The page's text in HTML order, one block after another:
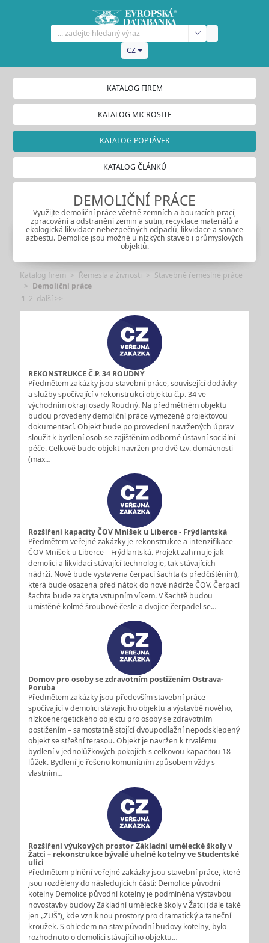
CZ
KATALOG FIREM
KATALOG MICROSITE
KATALOG POPTÁVEK
KATALOG ČLÁNKŮ
DEMOLIČNÍ PRÁCE
Využijte demoliční práce včetně zemních a bouracích prací,
zpracování a odstranění zemin a sutin, recyklace materiálů a
ekologická likvidace nebezpečných odpadů, likvidace a sanace
azbestu. Demolice jsou možné u nízkých staveb i průmyslových
objektů.
Katalog firem Řemesla a živnosti
Stavebně řemeslné práce
Demoliční práce
1 2 další >>
REKONSTRUKCE Č.P. 34 ROUDNÝ
Předmětem zakázky jsou stavební práce, související dodávky
a služby spočívající v rekonstrukci objektu č.p. 34 ve
východním okraji osady Roudný. Na předmětném objektu
budou provedeny demoliční práce vymezené projektovou
dokumentací. Objekt bude po provedení navržených úprav
sloužit k bydlení osob se zajištěním odborné ústavní sociální
péče. Celkově bude objekt navržen pro dvě tzv. domácnosti
(max…
Rozšíření kapacity ČOV Mníšek u Liberce - Frýdlantská
Předmětem veřejné zakázky je rekonstrukce a intenzifikace
ČOV Mníšek u Liberce – Frýdlantská. Projekt zahrnuje jak
demolici a likvidaci stávající technologie, tak stávajících
nádrží. Nově bude vystavena čerpací šachta (s předčištěním),
která bude osazena před nátok do nové nádrže ČOV. Čerpací
šachta bude zakryta vstupním víkem. V šachtě budou
umístěné kolmé šroubové česle a dvojice čerpadel se…
Domov pro osoby se zdravotním postižením Ostrava-
Poruba
Předmětem zakázky jsou především stavební práce
spočívající v demolici stávajícího objektu a výstavbě nového,
nízkoenergetického objektu pro osoby se zdravotním
postižením – samostatně stojící dvoupodlažní nepodsklepený
objekt se střešní terasou. Objekt je navržen k trvalému
bydlení v jednolůžkových pokojích s celkovou kapacitou 18
lůžek. Bydlení je řešeno komunitním způsobem vždy s
vlastním…
Rozšíření výukových prostor Základní umělecké školy v
Žatci – rekonstrukce bývalé uhelné kotelny ve Studentské
ulici
Předmětem plnění veřejné zakázky jsou stavební práce, které
jsou rozděleny do následujících částí: Demolice původní
kotelny Demolice původní kotelny je podmíněna výstavbou
novostavby budovy Základní umělecké školy v Žatci (dále také
jen „ZUŠ“), kde vzniknou prostory pro dramatický a taneční
kroužek. S ohledem na stav původní budovy kotelny, bylo
rozhodnuto o demolici stávajícího objektu…